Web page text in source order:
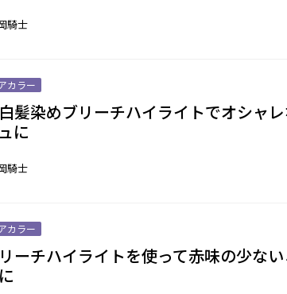
騎士
カラー
髪染めブリーチハイライトでオシャ
に
騎士
カラー
ーチハイライトを使って赤味の少な